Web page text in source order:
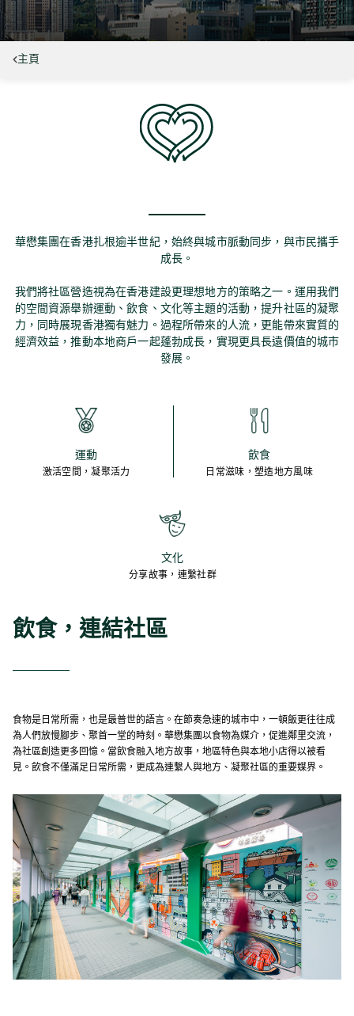
主頁
華懋集團在香港扎根逾半世紀，始終與城市脈動同步，與市民攜手
成長。
我們將社區營造視為在香港建設更理想地方的策略之一。運用我們
的空間資源舉辦運動、飲食、文化等主題的活動，提升社區的凝聚
力，同時展現香港獨有魅力。過程所帶來的人流，更能帶來實質的
經濟效益，推動本地商戶一起蓬勃成長，實現更具長遠價值的城市
發展。
運動
激活空間，凝聚活力
飲食
日常滋味，塑造地方風味
文化
分享故事，連繫社群
飲食，連結社區
食物是日常所需，也是最普世的語言。在節奏急速的城市中，一頓飯更往往成
為人們放慢腳步、聚首一堂的時刻。華懋集團以食物為媒介，促進鄰里交流，
為社區創造更多回憶。當飲食融入地方故事，地區特色與本地小店得以被看
見。飲食不僅滿足日常所需，更成為連繫人與地方、凝聚社區的重要媒界。